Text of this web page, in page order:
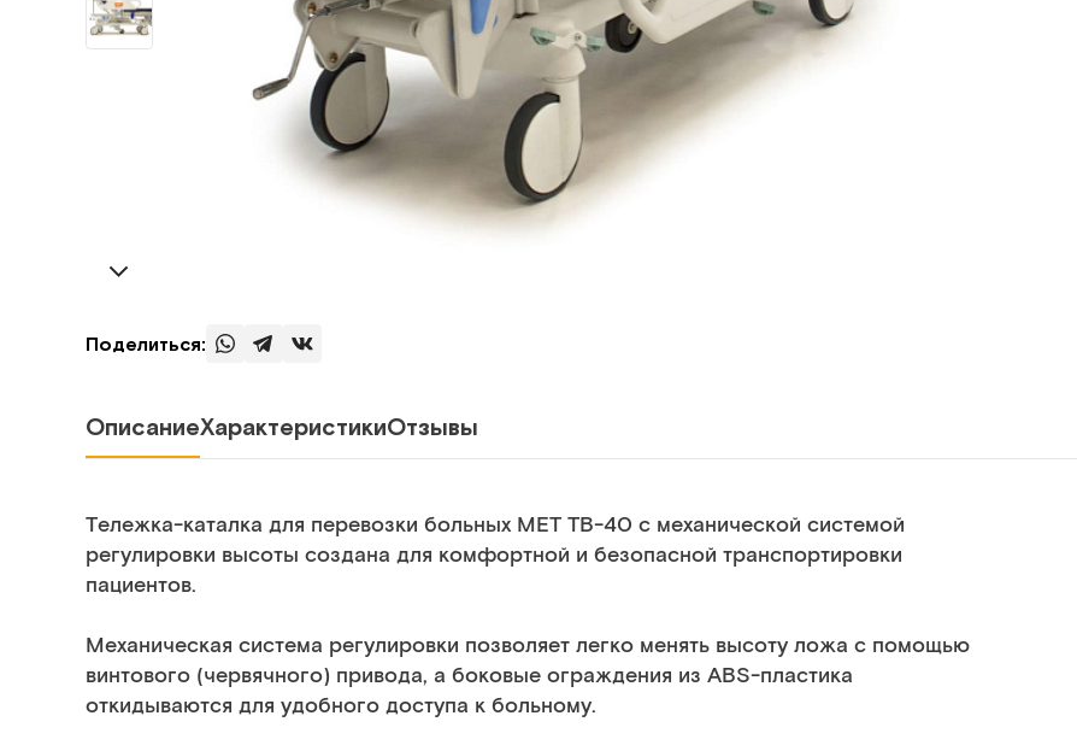
Поделиться:
ОписаниеХарактеристикиОтзывы
Тележка-каталка для перевозки больных МЕТ ТВ-40 с механической системой
регулировки высоты создана для комфортной и безопасной транспортировки
пациентов.
Механическая система регулировки позволяет легко менять высоту ложа с помощью
винтового (червячного) привода, а боковые ограждения из ABS-пластика
откидываются для удобного доступа к больному.